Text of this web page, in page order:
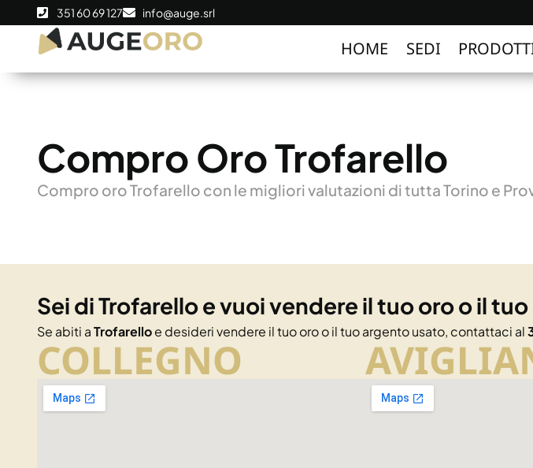
351 60 69 127 info@auge.srl
HOME SEDI
Compro Oro Trofarello
Compro oro Trofarello con le migliori valutazioni di tutta Torino e
Sei di Trofarello e vuoi vendere il tuo oro o il
Se abiti aTrofarelloe desideri vendere il tuo oro o il tuo argento usato, contattaci al
COLLEGNO